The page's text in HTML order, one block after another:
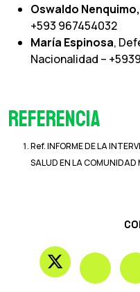
Oswaldo Nenquimo,
+593 967454032
María Espinosa,
Nacionalidad –
Referencia
Ref. INFORME DE LA
SALUD EN LA COMUNIDAD